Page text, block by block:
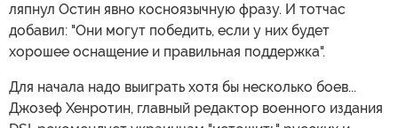
ляпнул Остин явно косноязычную фразу. И тотчас
добавил: "Они могут победить, если у них будет
хорошее оснащение и правильная поддержка".
Для начала надо выиграть хотя бы несколько боев...
Джозеф Хенротин, главный редактор военного издания